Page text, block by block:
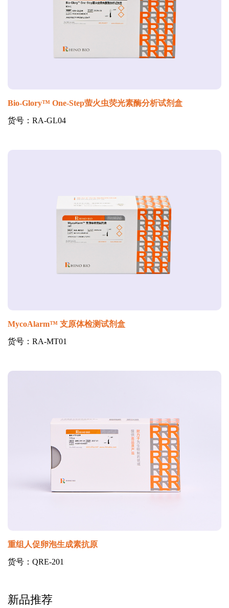
Bio-Glory™ One-Step萤火虫荧光素酶分析试剂盒
货号：RA-GL04
MycoAlarm™ 支原体检测试剂盒
货号：RA-MT01
重组人促卵泡生成素抗原
货号：QRE-201
新品推荐